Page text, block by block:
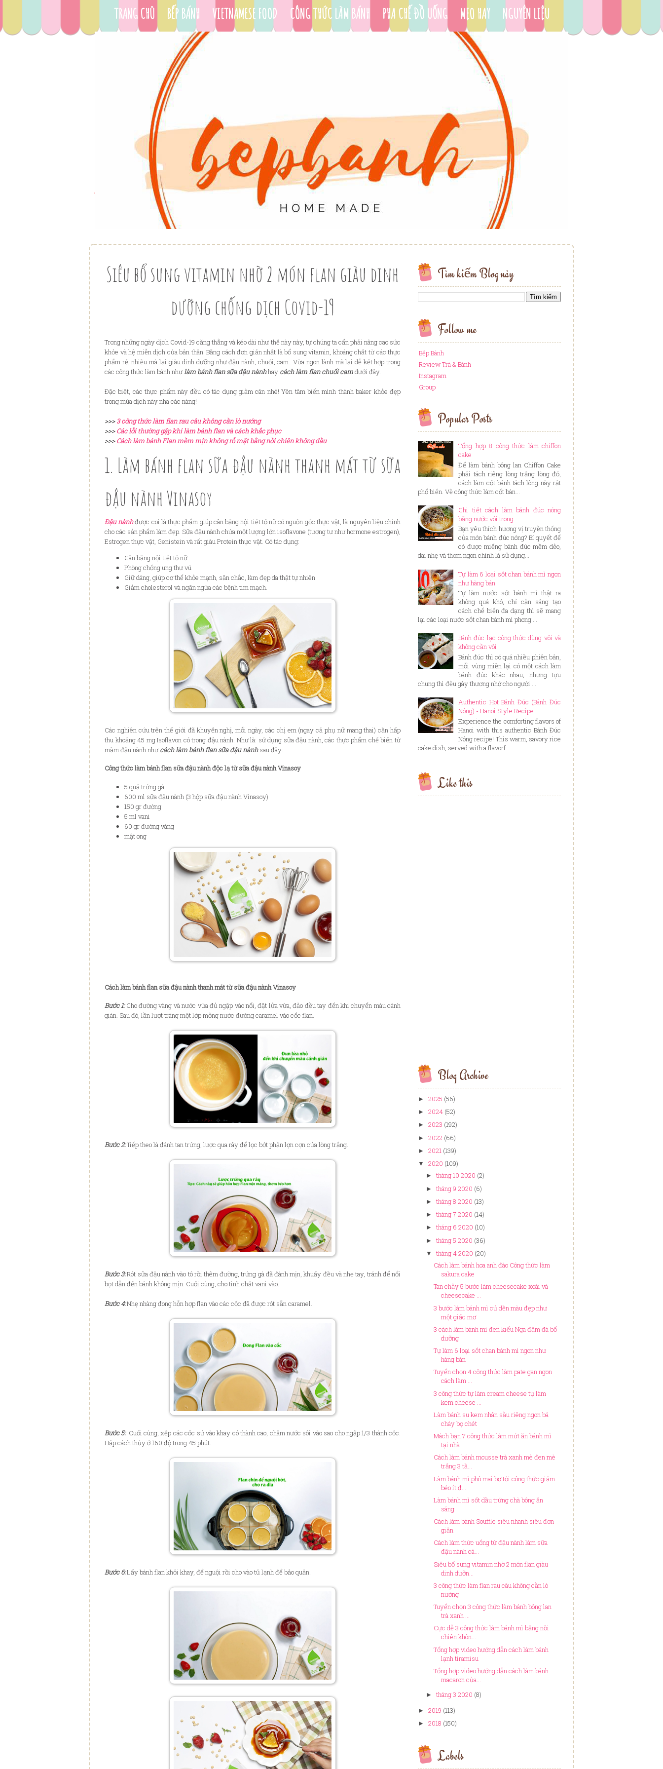
TRANG CHỦ BẾP BÁNH VIETNAMESE FOOD CÔNG THỨC LÀM BÁNH PHA CHẾ ĐỒ UỐNG MẸO HAY
NGUYÊN LIỆU
Siêu bổ sung vitamin nhờ 2 món flan giàu dinh
dưỡng chống dịch Covid-19
Trong những ngày dịch Covid-19 căng thẳng và kéo dài như thế này này, tự chúng ta cẩn phải nâng cao sức
khỏe và hệ miễn dịch của bản thân. Bằng cách đơn giản nhất là bổ sungvitamin, khoáng chất từ các thực
phẩm rẻ, nhiều mà lại giàu dinh dưỡng như đậu nành, chuối, cam...Vừa ngon lành mà lại dễ kết hợp trong
các công thức làm bánh nhưlàm bánh flan sữa đậu nànhhay cách làm flan chuối camdưới đây.
Đặc biệt, các thực phẩm này đều có tác dụng giảm cân nhé! Yên tâm biến mình thành baker khỏe đẹp
trong mùa dịch này nha các nàng!
>>>3 công thức làm flan rau câu không cần lò nướng
>>>Các lỗi thường gặp khi làm bánh flan và cách khắc phục
>>>Cách làm bánh Flan mềm mịn không rỗ mặt bằng nồi chiên không dầu
1. Làm bánh flan sữa đậu nành thanh mát từ sữa
đậu nành Vinasoy
Đậu nànhđược coi là thực phẩm giúp cân bằng nội tiết tố nữ có nguồn gốc thực vật, là nguyên liệu chính
cho các sản phẩm làm đẹp. Sữa đậu nành chứa một lượng lớn isoflavone (tương tư như hormone estrogen),
Estrogen thực vật, Genistein và rất giàu Protein thực vật. Có tác dụng:
Cân bằng nội tiết tố nữ
Phòng chống ung thư vú
Giữ dáng, giúp cơ thể khỏe mạnh, săn chắc, làm đẹp da thật tự nhiên
Giảm cholesterol và ngăn ngừa các bệnh tim mạch.
Các nghiên cứu trên thế giới đã khuyến nghị, mỗi ngày, các chị em (ngay cả phụ nữ mang thai) cần hấp
thu khoảng 45 mg Isoflavon có trong đậu nành. Như là: sử dụng sữa đậu nành, các thực phẩm chế biến từ
mầm đậu nành như cách làm bánh flan sữa đậu nànhsau đây:
Công thức làm bánh flan sữa đậu nành độc lạ từ sữa đậu nành Vinasoy
5 quả trứng gà
600 ml sữa đậu nành (3 hộp sữa đậu nành Vinasoy)
150 gr đường
5 ml vani
60 gr đường vàng
mật ong
Cách làm bánh flan sữa đậu nành thanh mát từ sữa đậu nành Vinasoy
Bước 1:Cho đường vàng và nước vừa đủ ngập vào nổi, đặt lửa vừa, đảo đều tay đến khi chuyển màu cánh
gián. Sau đó, lần lượt tráng một lớp mỏng nước đường caramel vào cốc flan.
Bước 2:Tiếp theo là đánh tan trứng, lược qua rây để lọc bớt phần lợn cợn của lòng trắng.
Bước 3:Rót sữa đậu nành vào tô rồi thêm đường, trứng gà đã đánh mịn, khuấy đều và nhẹ tay, tránh để nổi
bọt dẫn đến bánh không mịn. Cuối cùng, cho tinh chất vani vào.
Bước 4:Nhẹ nhàng đong hỗn hợp flan vào các cốc đã được rót sẵn caramel.
Bước 5:: Cuối cùng, xếp các cốc sứ vào khay có thành cao, châm nước sôi vào sao cho ngập 1/3 thành cốc.
Hấp cách thủy ở 160 độ trong 45 phút.
Bước 6:Lấy bánh flan khỏi khay, để nguội rồi cho vào tủ lạnh để bảo quản.
Tìm kiếm Blog này
Follow me
Bếp Bánh
Review Trà & Bánh
Instagram
Group
Popular Posts
Tổng hợp 8 công thức làm chiffon
cake
Để làm bánh bông lan Chiffon Cake
phải tách riêng lòng trắng lòng đỏ,
cách làm cốt bánh tách lòng này rất
phổ biến. Về công thức làm cốt bán...
Chi tiết cách làm bánh đúc nóng
bằng nước vôi trong
Bạn yêu thích hương vị truyền thống
của món bánh đúc nóng? Bí quyết để
có được miếng bánh đúc mềm dẻo,
dai nhẹ và thơm ngon chính là sử dụng...
Tự làm 6 loại sốt chan bánh mì ngon
như hàng bán
Tự làm nước sốt bánh mì thật ra
không quá khó, chỉ cần sáng tạo
cách chế biến đa dạng thì sẽ mang
lại các loại nước sốt chan bánh mì phong ...
Bánh đúc lạc công thức dùng vôi và
không cần vôi
Bánh đúc thì có quá nhiều phiên bản,
mỗi vùng miền lại có một cách làm
bánh đúc khác nhau, nhưng tựu
chung thì đều gây thương nhớ cho người ...
Authentic Hot Bánh Đúc (Bánh Đúc
Nóng) - Hanoi Style Recipe
Experience the comforting flavors of
Hanoi with this authentic Bánh Đúc
Nóng recipe! This warm, savory rice
cake dish, served with a flavorf...
Like this
Blog Archive
► 2025 (56)
► 2024 (52)
► 2023 (192)
► 2022 (66)
► 2021 (139)
▼ 2020 (109)
► tháng 10 2020 (2)
► tháng 9 2020 (6)
► tháng 8 2020 (13)
► tháng 7 2020 (14)
► tháng 6 2020 (10)
► tháng 5 2020 (36)
▼ tháng 4 2020 (20)
Cách làm bánh hoa anh đào Công thức làm
sakura cake
Tan chảy 5 bước làm cheesecake xoài và
cheesecake ...
3 bước làm bánh mì củ dền màu đẹp như
một giấc mơ
3 cách làm bánh mì đen kiểu Nga đậm đà bổ
dưỡng
Tự làm 6 loại sốt chan bánh mì ngon như
hàng bán
Tuyển chọn 4 công thức làm pate gan ngon
cách làm ...
3 công thức tự làm cream cheese tự làm
kem cheese ...
Làm bánh su kem nhân sầu riêng ngon bá
cháy bọ chét
Mách bạn 7 công thức làm mứt ăn bánh mì
tại nhà
Cách làm bánh mousse trà xanh mè đen mè
trắng 3 tầ...
Làm bánh mì phô mai bơ tỏi công thức giảm
béo ít đ...
Làm bánh mì sốt dầu trứng chà bông ăn
sáng
Cách làm bánh Souffle siêu nhanh siêu đơn
giản
Cách làm thức uống từ đậu nành làm sữa
đậu nành cá...
Siêu bổ sung vitamin nhờ 2 món flan giàu
dinh dưỡn...
3 công thức làm flan rau câu không cần lò
nướng
Tuyển chọn 3 công thức làm bánh bông lan
trà xanh ...
Cực dễ 3 công thức làm bánh mì bằng nồi
chiên khôn...
Tổng hợp video hướng dẫn cách làm bánh
lạnh tiramisu
Tổng hợp video hướng dẫn cách làm bánh
macaron của...
► tháng 3 2020 (8)
► 2019 (113)
► 2018 (150)
Labels